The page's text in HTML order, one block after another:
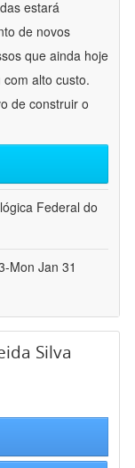
estará
de novos
que ainda hoje
alto custo.
de construir o
Federal do
Mon Jan 31
Silva